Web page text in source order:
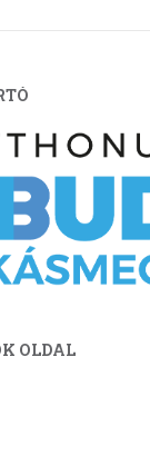
OLDAL